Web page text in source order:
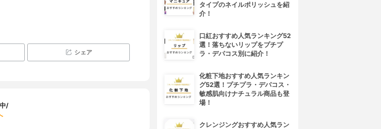
シェア
/
タイプのネイルポリッシュを紹
介！
口紅おすすめ人気ランキング52
選！落ちないリップをプチプ
ラ・デパコス別に紹介！
化粧下地おすすめ人気ランキン
グ52選！プチプラ・デパコス・
敏感肌向けナチュラル商品も登
場！
クレンジングおすすめ人気ラン